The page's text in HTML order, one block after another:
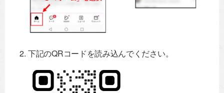
下記のQRコードを読み込んでください。